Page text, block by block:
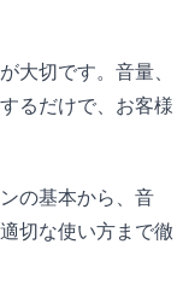
大切です。音量、
るだけで、お客様
の基本から、音
切な使い方まで徹